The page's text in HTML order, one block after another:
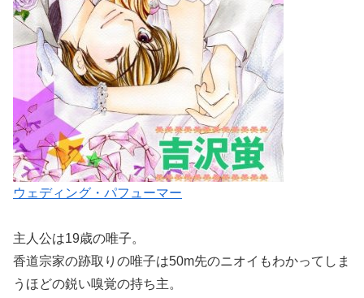
ウェディング・パフューマー
主人公は19歳の唯子。
香道宗家の跡取りの唯子は50m先のニオイもわかってしま
うほどの鋭い嗅覚の持ち主。